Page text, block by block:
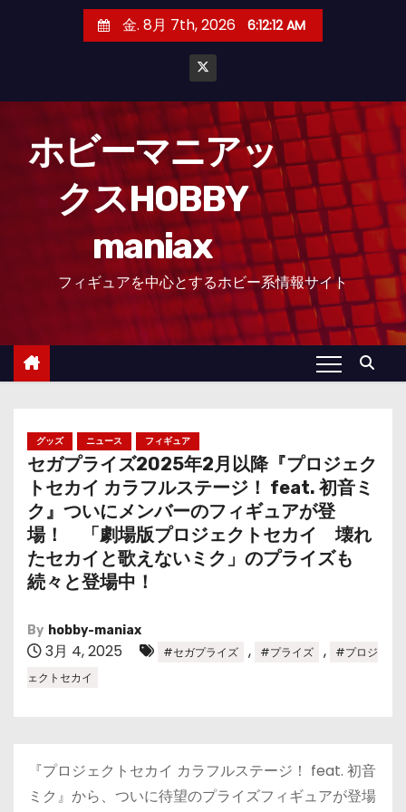
金. 8月 7th, 2026 6:12:14 AM
ホビーマニアッ
クスHOBBY
maniax
フィギュアを中心とするホビー系情報サイト
グッズ ニュース フィギュア
セガプライズ2025年2月以降『プロジェク
トセカイ カラフルステージ！ feat. 初音ミ
ク』ついにメンバーのフィギュアが登
場！ 「劇場版プロジェクトセカイ 壊れ
たセカイと歌えないミク」のプライズも
続々と登場中！
By hobby-maniax
3月 4, 2025 #セガプライズ , #プライズ ,
#プロジ
ェクトセカイ
『プロジェクトセカイ カラフルステージ！ feat. 初音
ミク』から、ついに待望のプライズフィギュアが登場